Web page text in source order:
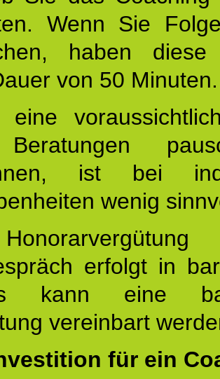
Wenn Sie
haben diese
von 50 Minuten.
eine
ist bei
wenig
erfolgt in
kann eine
vereinbart
für ein